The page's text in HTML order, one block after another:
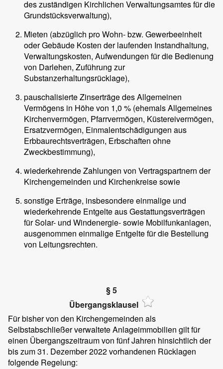
des zuständigen Kirchlichen Verwaltungsamtes für die
Grundstücksverwaltung),
Mieten (abzüglich pro Wohn- bzw. Gewerbeeinheit
oder Gebäude Kosten der laufenden Instandhaltung,
Verwaltungskosten, Aufwendungen für die Bedienung
von Darlehen, Zuführung zur
Substanzerhaltungsrücklage),
pauschalisierte Zinserträge des Allgemeinen
Vermögens in Höhe von 1,0 % (ehemals Allgemeines
Kirchenvermögen, Pfarrvermögen, Küstereivermögen,
Ersatzvermögen, Einmalentschädigungen aus
Erbbaurechtsverträgen, Erbschaften ohne
Zweckbestimmung),
wiederkehrende Zahlungen von Vertragspartnern der
Kirchengemeinden und Kirchenkreise sowie
sonstige Erträge, insbesondere einmalige und
wiederkehrende Entgelte aus Gestattungsverträgen
für Solar- und Windenergie- sowie Mobilfunkanlagen,
ausgenommen einmalige Entgelte für die Bestellung
von Leitungsrechten.
§ 5
Übergangsklausel
Für bisher von den Kirchengemeinden als
Selbstabschließer verwaltete Anlageimmobilien gilt für
einen Übergangszeitraum von fünf Jahren hinsichtlich der
bis zum 31. Dezember 2022 vorhandenen Rücklagen
folgende Regelung: